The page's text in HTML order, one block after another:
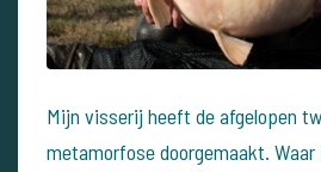
Mijn visserij heeft de afgelopen
metamorfose doorgemaakt.